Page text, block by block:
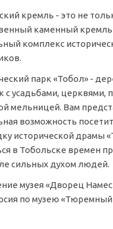
кремль - это не
каменный кремль
комплекс
парк «Тобол» -
с усадьбами, церквями,
мельницей. Вам
возможность
исторической драмы
в Тобольске времен
сильных духом людей.
музея «Дворец
по музею «Тюремный